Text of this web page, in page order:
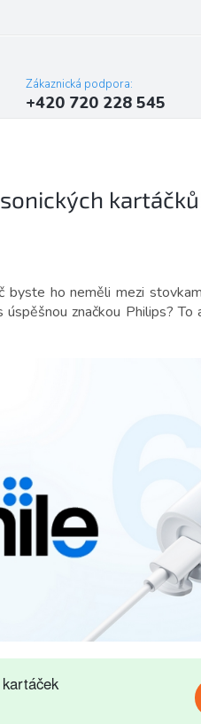
Zákaznická podpora:
+420 720 228 545
byste ho neměli mezi
značkou Philips?